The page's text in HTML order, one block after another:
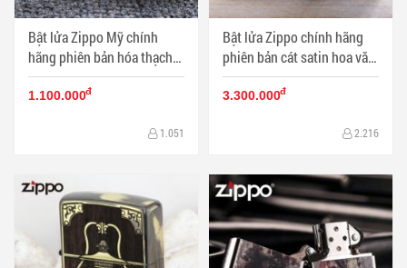
Bật lửa Zippo Mỹ chính
hãng phiên bản hóa thạch
hộp sọ - Mã SP: BL00445
1.100.000đ
1.051
Bật lửa Zippo chính hãng
phiên bản cát satin hoa văn
sao - Mã SP: BL00444
3.300.000đ
2.216